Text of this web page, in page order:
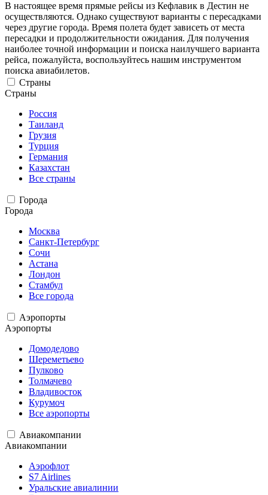
В настоящее время прямые рейсы из Кефлавик в Дестин не
осуществляются. Однако существуют варианты с пересадками
через другие города. Время полета будет зависеть от места
пересадки и продолжительности ожидания. Для получения
наиболее точной информации и поиска наилучшего варианта
рейса, пожалуйста, воспользуйтесь нашим инструментом
поиска авиабилетов.
Страны
Страны
Россия
Таиланд
Грузия
Турция
Германия
Казахстан
Все страны
Города
Города
Москва
Санкт-Петербург
Сочи
Астана
Лондон
Стамбул
Все города
Аэропорты
Аэропорты
Домодедово
Шереметьево
Пулково
Толмачево
Владивосток
Курумоч
Все аэропорты
Авиакомпании
Авиакомпании
Аэрофлот
S7 Airlines
Уральские авиалинии